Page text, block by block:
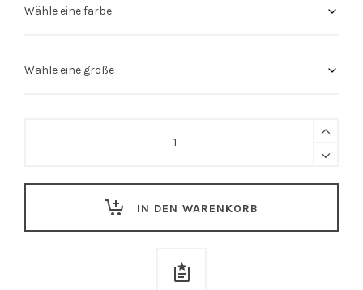
IN DEN WARENKORB